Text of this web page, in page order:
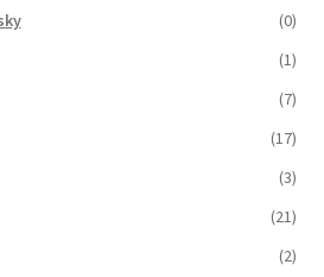
(0)
(1)
(7)
(17)
(3)
(21)
(2)